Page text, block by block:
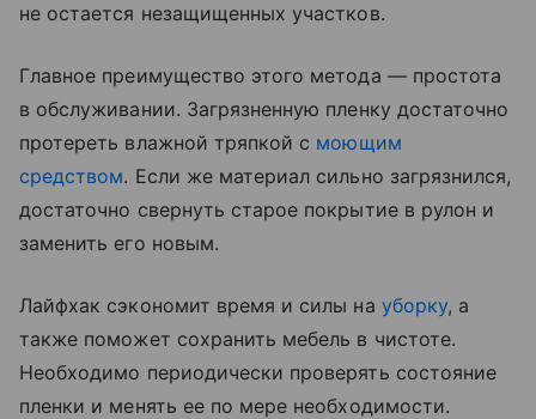
не остается незащищенных участков.
Главное преимущество этого метода — простота
в обслуживании. Загрязненную пленку достаточно
протереть влажной тряпкой с моющим
средством. Если же материал сильно загрязнился,
достаточно свернуть старое покрытие в рулон и
заменить его новым.
Лайфхак сэкономит время и силы на уборку, а
также поможет сохранить мебель в чистоте.
Необходимо периодически проверять состояние
пленки и менять ее по мере необходимости.